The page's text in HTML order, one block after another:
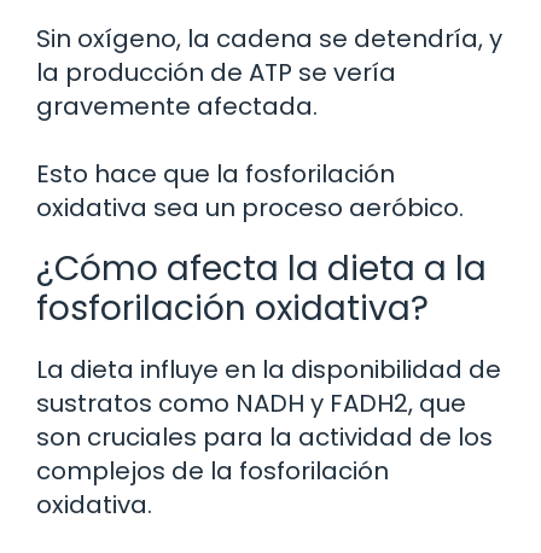
Sin oxígeno, la cadena se detendría, y
la producción de ATP se vería
gravemente afectada.
Esto hace que la fosforilación
oxidativa sea un proceso aeróbico.
¿Cómo afecta la dieta a la
fosforilación oxidativa?
La dieta influye en la disponibilidad de
sustratos como NADH y FADH2, que
son cruciales para la actividad de los
complejos de la fosforilación
oxidativa.